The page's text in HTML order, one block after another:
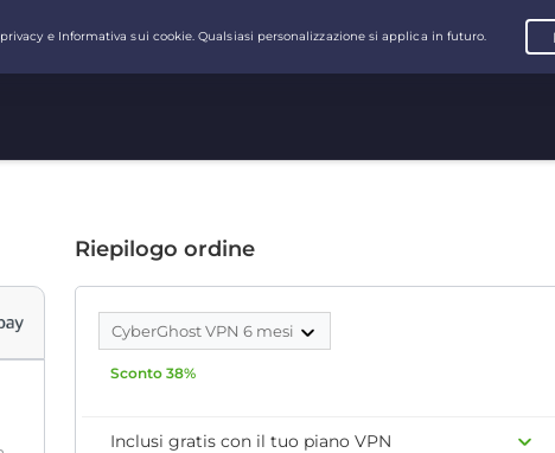
Riepilogo ordine
CyberGhost VPN 6 mesi
Sconto 38%
Inclusi gratis con il tuo piano VPN